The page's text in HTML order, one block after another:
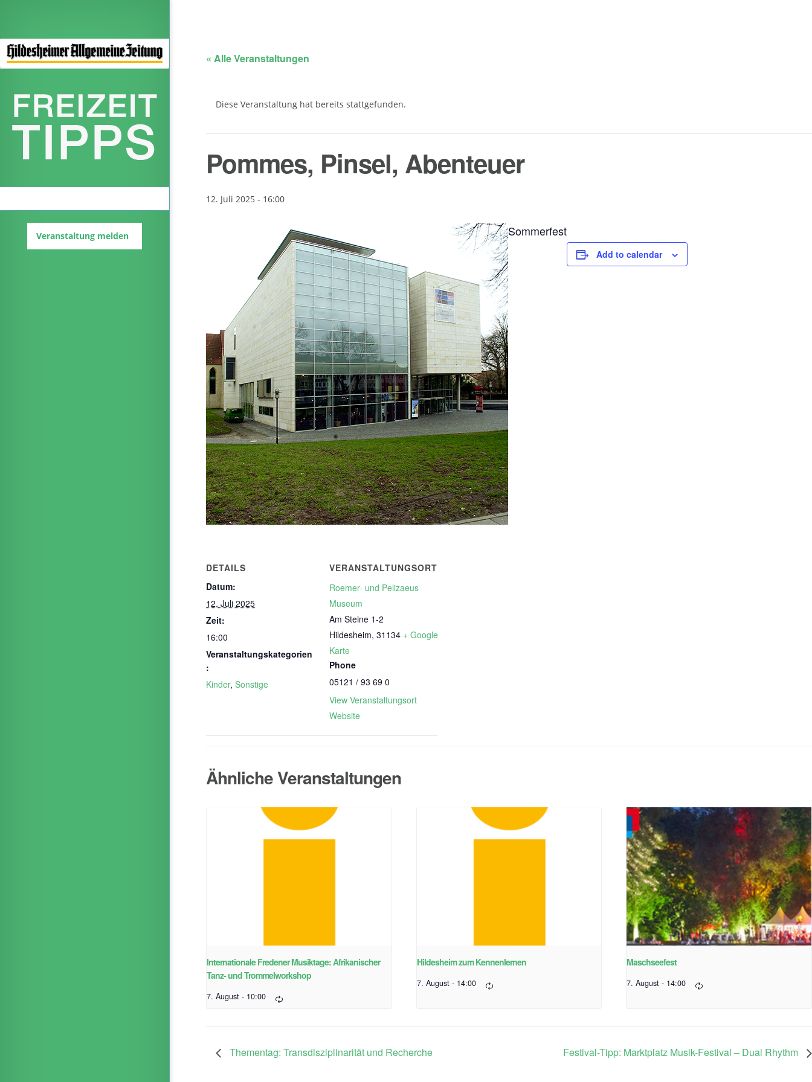
Veranstaltung melden
« Alle Veranstaltungen
Diese Veranstaltung hat bereits stattgefunden.
Pommes, Pinsel, Abenteuer
12. Juli 2025 - 16:00
Sommerfest
Add to calendar
DETAILS
Datum:
12. Juli 2025
Zeit:
16:00
Veranstaltungskategorien
:
Kinder, Sonstige
VERANSTALTUNGSORT
Roemer- und Pelizaeus
Museum
Am Steine 1-2
Hildesheim, 31134 + Google
Karte
Phone
05121 / 93 69 0
View Veranstaltungsort
Website
Ähnliche Veranstaltungen
Internationale Fredener Musiktage: Afrikanischer
Tanz- und Trommelworkshop
7. August - 10:00
Hildesheim zum Kennenlernen
7. August - 14:00
Maschseefest
7. August - 14:00
Thementag: Transdisziplinarität und Recherche Festival-Tipp: Marktplatz Musik-Festival – Dual Rhythm